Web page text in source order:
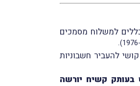
למשלוח מסמכים
.
להעביר חשבוניות
קשיח יורשה